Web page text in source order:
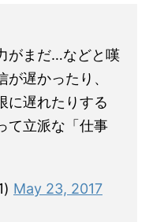
がまだ…などと嘆
遅かったり、
に遅れたりする
て立派な「仕事
May 23, 2017